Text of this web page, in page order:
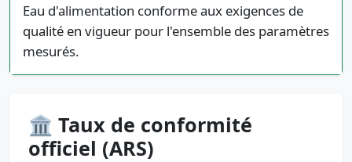
Eau d'alimentation conforme aux exigences de
qualité en vigueur pour l'ensemble des paramètres
mesurés.
🏛️ Taux de conformité
officiel (ARS)